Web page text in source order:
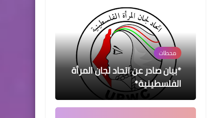
محطات
*بيان صادر عن اتحاد لجان المرأة
الفلسطينية*